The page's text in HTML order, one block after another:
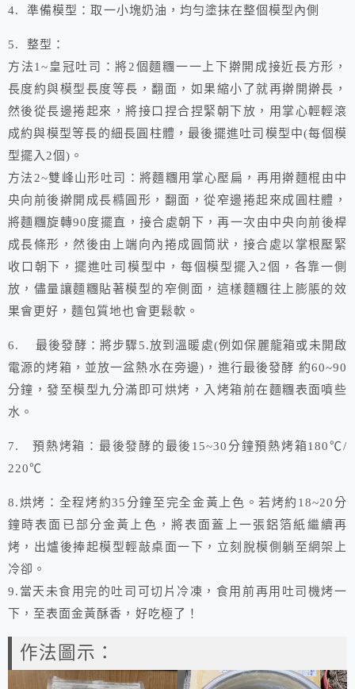
4. 準備模型：取一小塊奶油，均勻塗抹在整個模型內側
5. 整型：
方法1~皇冠吐司：將2個麵糰一一上下擀開成接近長方形，
長度約與模型長度等長，翻面，如果縮小了就再擀開擀長，
然後從長邊捲起來，將接口捏合捏緊朝下放，用掌心輕輕滾
成約與模型等長的細長圓柱體，最後擺進吐司模型中(每個模
型擺入2個)。
方法2~雙峰山形吐司：將麵糰用掌心壓扁，再用擀麵棍由中
央向前後擀開成長橢圓形，翻面，從窄邊捲起來成圓柱體，
將麵糰旋轉90度擺直，接合處朝下，再一次由中央向前後桿
成長條形，然後由上端向內捲成圓筒狀，接合處以掌根壓緊
收口朝下，擺進吐司模型中，每個模型擺入2個，各靠一側
放，儘量讓麵糰貼著模型的窄側面，這樣麵糰往上膨脹的效
果會更好，麵包質地也會更鬆軟。
6. 最後發酵：將步驟5.放到溫暖處(例如保麗龍箱或未開啟
電源的烤箱，並放一盆熱水在旁邊)，進行最後發酵 約60~90
分鐘，發至模型九分滿即可烘烤，入烤箱前在麵糰表面噴些
水。
7. 預熱烤箱：最後發酵的最後15~30分鐘預熱烤箱180℃/
220℃
8.烘烤：全程烤約35分鐘至完全金黃上色。若烤約18~20分
鐘時表面已部分金黃上色，將表面蓋上一張鋁箔紙繼續再
烤，出爐後捧起模型輕敲桌面一下，立刻脫模側躺至網架上
冷卻。
9.當天未食用完的吐司可切片冷凍，食用前再用吐司機烤一
下，至表面金黃酥香，好吃極了！
作法圖示：